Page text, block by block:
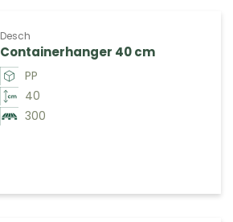
Desch
Containerhanger 40 cm
PP
40
300